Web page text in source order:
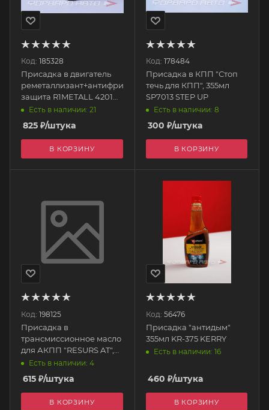
Код: 185328
Присадка в двигатель
реметаллизант+антифрикционная
защита R1METALL 4201
VMPAUTO
Есть в наличии: 21
825 ₽/штука
В КОРЗИНУ
Код: 178484
Присадка в КПП "Стоп
течь для КПП", 355мл
SP7013 STEP UP
Есть в наличии: 8
300 ₽/штука
В КОРЗИНУ
Код: 198125
Присадка в
трансмиссионное масло
для АКПП "RESURS AT",
50гр 4701 VMPAUTO
Есть в наличии: 4
615 ₽/штука
В КОРЗИНУ
Код: 56476
Присадка "антидым"
355мл KR-375 KERRY
Есть в наличии: 16
460 ₽/штука
В КОРЗИНУ